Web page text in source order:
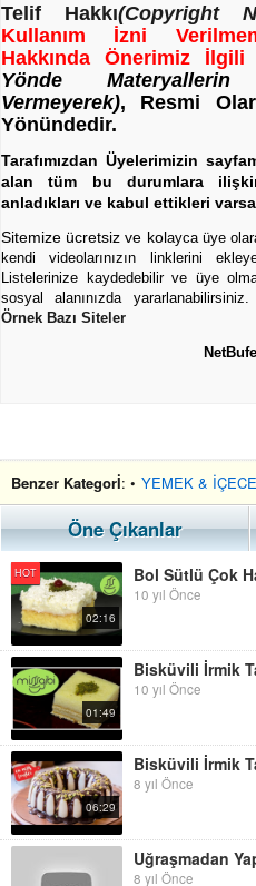
Telif Hakkı(Copyright
Kullanım İzni
Hakkında Önerimiz İlgili
Yönde
Vermeyerek), Resmi
Yönündedir.
Tarafımızdan Üyelerimizin
alan tüm bu durumlara
anladıkları ve kabul ettikleri
Sitemize ücretsiz ve kolayca üye
kendi videolarınızın linklerini
Listelerinize kaydedebilir ve üye
sosyal alanınızda
Örnek Bazı Siteler
Benzer Kategorİ: • YEMEK &
Öne Çıkanlar
HOT
02:16
10 yıl Önce
01:49
10 yıl Önce
06:29
8 yıl Önce
8 yıl Önce